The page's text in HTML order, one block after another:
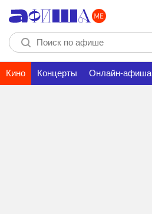
Кино Концерты Онлайн-афиша